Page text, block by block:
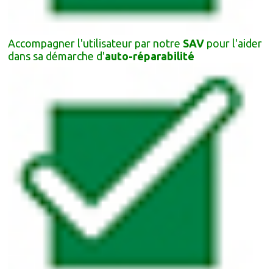
Accompagner l'utilisateur par notre SAV pour l'aider
dans sa démarche d'auto-réparabilité